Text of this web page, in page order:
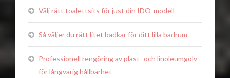
Välj rätt toalettsits för just din IDO-modell
Så väljer du rätt litet badkar för ditt lilla badrum
Professionell rengöring av plast- och linoleumgolv
för långvarig hållbarhet